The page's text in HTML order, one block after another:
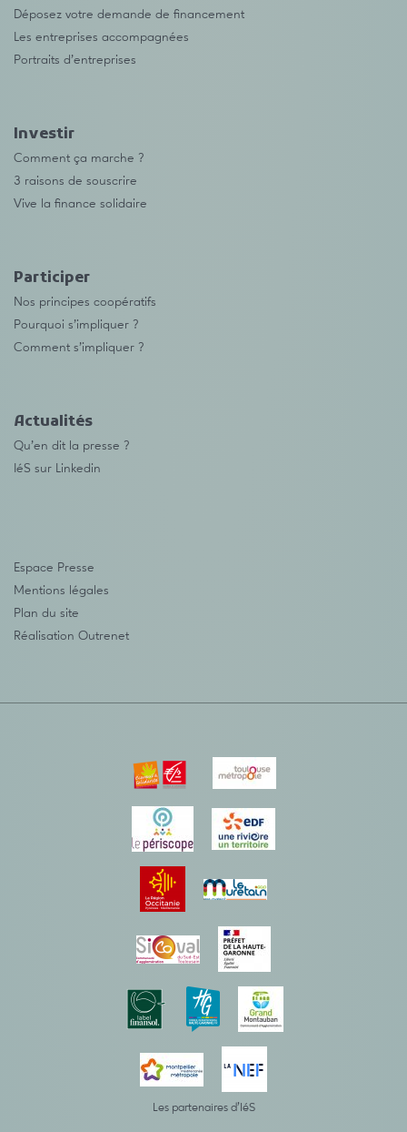
Déposez votre demande de financement
Les entreprises accompagnées
Portraits d’entreprises
Investir
Comment ça marche ?
3 raisons de souscrire
Vive la finance solidaire
Participer
Nos principes coopératifs
Pourquoi s’impliquer ?
Comment s’impliquer ?
Actualités
Qu’en dit la presse ?
IéS sur Linkedin
Espace Presse
Mentions légales
Plan du site
Réalisation Outrenet
Les partenaires d’IéS